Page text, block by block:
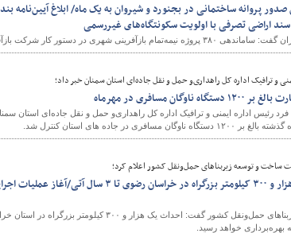
اراضی تصرفی با اولویت سکونتگاه‌های غیررسمی
کار شرکت بازآفرینی شهری ایران قرار دارد.
و ترافیک اداره کل راهداری‌و حمل و نقل جاده‌ای استان سمنان خبر داد؛
ناوگان مسافری در مهرماه
رئیس اداره ایمنی و ترافیک اداره کل راهداری‌و حمل و نقل جاده‌ای استان
در جاده های استان کنترل شد.
ساخت و توسعه زیربناهای حمل‌ونقل کشور اعلام کرد؛